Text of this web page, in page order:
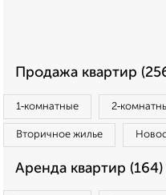
Продажа квартир
1‑комнатные
Вторичное жилье
Аренда квартир (164)